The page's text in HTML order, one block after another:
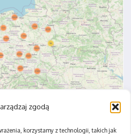
zgodą
korzystamy z technologii, takich jak